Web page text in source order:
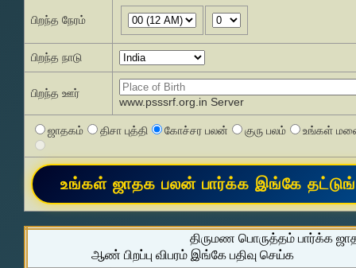
பிறந்த நேரம்
பிறந்த நாடு
பிறந்த ஊர்
www.psssrf.org.in Server
ஜாதகம் திசா புத்தி கோச்சர பலன் குரு பலம் உங்கள்
திருமண பொருத்தம் பார்க்க
ஆண் பிறப்பு விபரம் இங்கே பதிவு செய்க